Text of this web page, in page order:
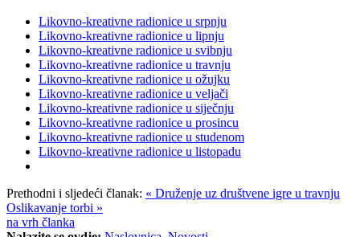
Likovno-kreativne radionice u srpnju
Likovno-kreativne radionice u lipnju
Likovno-kreativne radionice u svibnju
Likovno-kreativne radionice u travnju
Likovno-kreativne radionice u ožujku
Likovno-kreativne radionice u veljači
Likovno-kreativne radionice u siječnju
Likovno-kreativne radionice u prosincu
Likovno-kreativne radionice u studenom
Likovno-kreativne radionice u listopadu
Prethodni i sljedeći članak: « Druženje uz društvene igre u travnju
Oslikavanje torbi »
na vrh članka